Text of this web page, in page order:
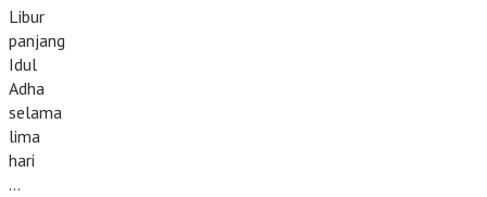
Libur
panjang
Idul
Adha
selama
lima
hari
…